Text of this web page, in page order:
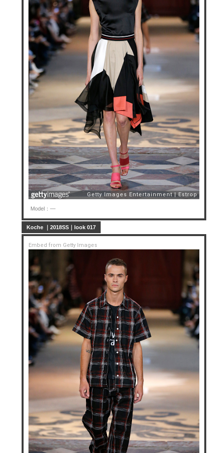
Model：—
Koche ｜2018SS｜look 017
Embed from Getty Images